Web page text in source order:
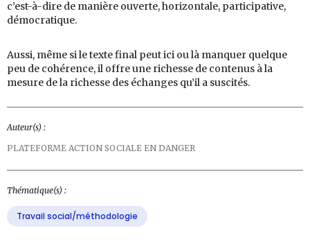
c’est-à-dire de manière ouverte, horizontale, participative,
démocratique.
Aussi, même si le texte final peut ici ou là manquer quelque
peu de cohérence, il offre une richesse de contenus à la
mesure de la richesse des échanges qu’il a suscités.
Auteur(s) :
PLATEFORME ACTION SOCIALE EN DANGER
Thématique(s) :
Travail social/méthodologie